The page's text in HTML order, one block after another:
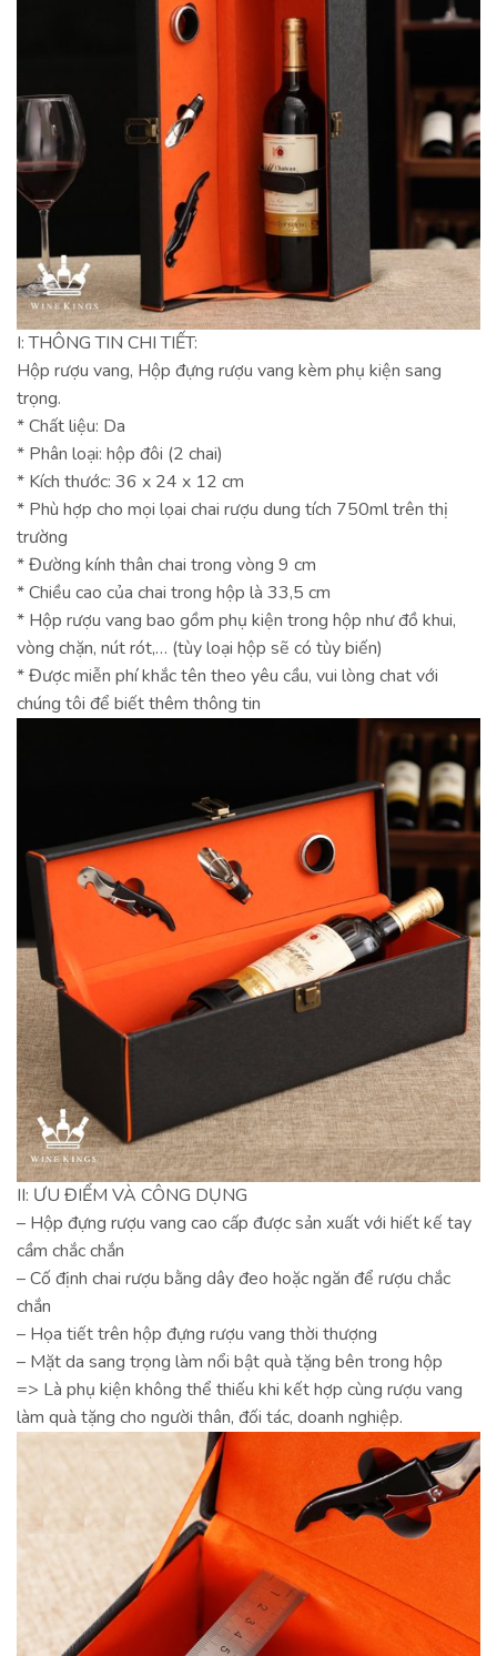
I: THÔNG TIN CHI TIẾT:
Hộp rượu vang, Hộp đựng rượu vang kèm phụ kiện sang
trọng.
* Chất liệu: Da
* Phân loại: hộp đôi (2 chai)
* Kích thước: 36 x 24 x 12 cm
* Phù hợp cho mọi lọai chai rượu dung tích 750ml trên thị
trường
* Đường kính thân chai trong vòng 9 cm
* Chiều cao của chai trong hộp là 33,5 cm
* Hộp rượu vang bao gồm phụ kiện trong hộp như đồ khui,
vòng chặn, nút rót,… (tùy loại hộp sẽ có tùy biến)
* Được miễn phí khắc tên theo yêu cầu, vui lòng chat với
chúng tôi để biết thêm thông tin
II: ƯU ĐIỂM VÀ CÔNG DỤNG
– Hộp đựng rượu vang cao cấp được sản xuất với hiết kế tay
cầm chắc chắn
– Cố định chai rượu bằng dây đeo hoặc ngăn để rượu chắc
chắn
– Họa tiết trên hộp đựng rượu vang thời thượng
– Mặt da sang trọng làm nổi bật quà tặng bên trong hộp
=> Là phụ kiện không thể thiếu khi kết hợp cùng rượu vang
làm quà tặng cho người thân, đối tác, doanh nghiệp.